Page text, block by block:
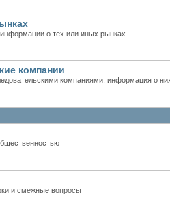
о тех или иных рынках
компании
компаниями, информация о
и смежные вопросы